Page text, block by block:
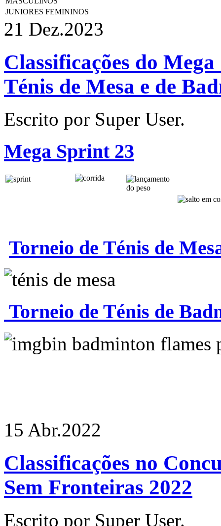
JUNIORES FEMININOS
21 Dez.2023
Classificações do
Ténis de Mesa e de
Escrito por Super User.
Mega Sprint 23
Torneio de Ténis de
Torneio de Ténis de
15 Abr.2022
Classificações no
Sem Fronteiras 2022
Escrito por Super User.